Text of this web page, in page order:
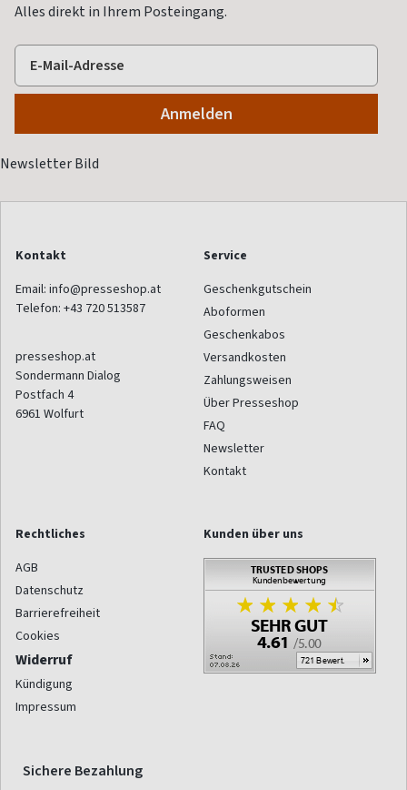
Alles direkt in Ihrem Posteingang.
Kontakt
Email: info@presseshop.at
Telefon: +43 720 513587
presseshop.at
Sondermann Dialog
Postfach 4
6961 Wolfurt
Service
Geschenkgutschein
Aboformen
Geschenkabos
Versandkosten
Zahlungsweisen
Über Presseshop
FAQ
Newsletter
Kontakt
Rechtliches
AGB
Datenschutz
Barrierefreiheit
Cookies
Widerruf
Kündigung
Impressum
Kunden über uns
Sichere Bezahlung